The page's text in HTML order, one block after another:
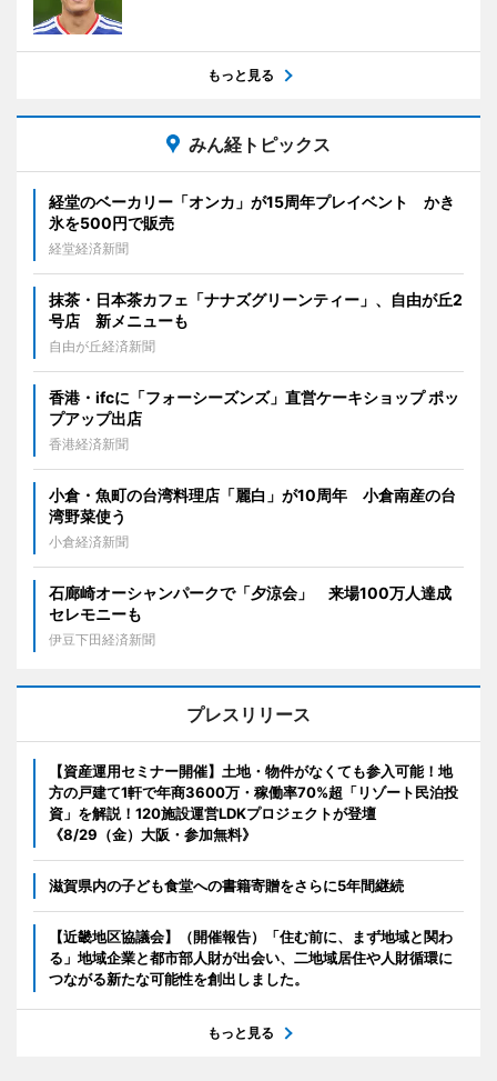
もっと見る
みん経トピックス
経堂のベーカリー「オンカ」が15周年プレイベント かき
氷を500円で販売
経堂経済新聞
抹茶・日本茶カフェ「ナナズグリーンティー」、自由が丘2
号店 新メニューも
自由が丘経済新聞
香港・ifcに「フォーシーズンズ」直営ケーキショップ ポッ
プアップ出店
香港経済新聞
小倉・魚町の台湾料理店「麗白」が10周年 小倉南産の台
湾野菜使う
小倉経済新聞
石廊崎オーシャンパークで「夕涼会」 来場100万人達成
セレモニーも
伊豆下田経済新聞
プレスリリース
【資産運用セミナー開催】土地・物件がなくても参入可能！地
方の戸建て1軒で年商3600万・稼働率70%超「リゾート民泊投
資」を解説！120施設運営LDKプロジェクトが登壇
《8/29（金）大阪・参加無料》
滋賀県内の子ども食堂への書籍寄贈をさらに5年間継続
【近畿地区協議会】（開催報告）「住む前に、まず地域と関わ
る」地域企業と都市部人財が出会い、二地域居住や人財循環に
つながる新たな可能性を創出しました。
もっと見る